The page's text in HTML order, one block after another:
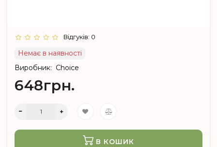
Відгуків: 0
Немає в наявності
Виробник: Choice
648грн.
В КОШИК